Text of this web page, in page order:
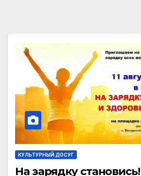
КУЛЬТУРНЫЙ ДОСУГ
На зарядку становись!